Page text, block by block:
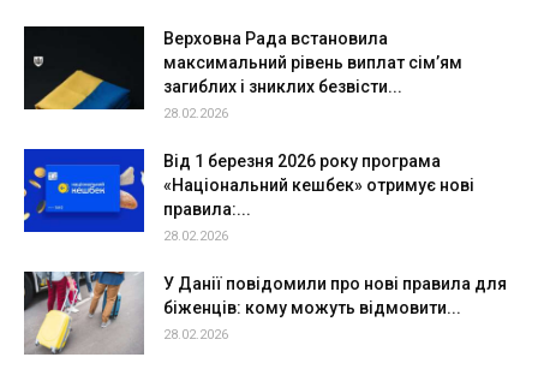
Верховна Рада встановила
максимальний рівень виплат сім’ям
загиблих і зниклих безвісти...
28.02.2026
Від 1 березня 2026 року програма
«Національний кешбек» отримує нові
правила:...
28.02.2026
У Данії повідомили про нові правила для
біженців: кому можуть відмовити...
28.02.2026